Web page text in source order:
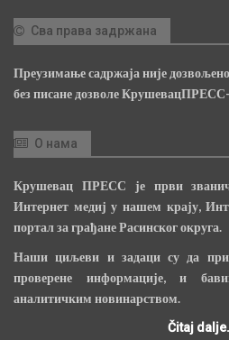
Сва права задржана
Преузимање садржаја није дозвољено
без писане дозволе
О нама
Крушевац ПРЕСС је први
Интернет медиј у нашем крају,
портал за грађане Расинског округа.
Наши циљеви и задаци су да
проверене информације, и
аналитичким новинарством.
Čitaj